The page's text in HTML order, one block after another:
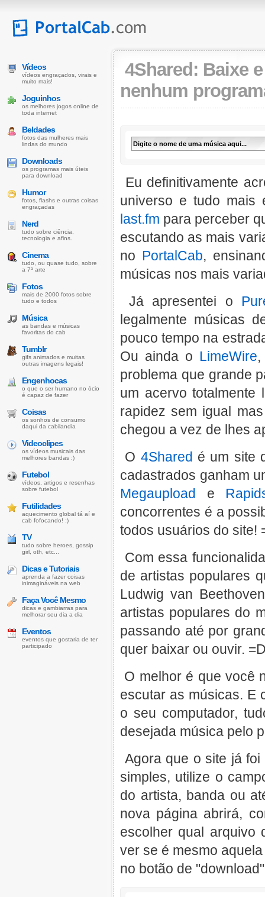
4Shared: Baixe
nenhum
Eu definitivamente
universo e tudo mais
last.fm para perceber
escutando as mais
no PortalCab,
músicas nos mais
Já apresentei o
legalmente músicas
pouco tempo na
Ou ainda o LimeWire
problema que grande
um acervo totalmente
rapidez sem igual
chegou a vez de lhes
O 4Shared é um site
cadastrados ganham
Megaupload e
concorrentes é a
todos usuários do site!
Com essa
de artistas populares
Ludwig van
artistas populares do
passando até por
quer baixar ou ouvir.
O melhor é que você
escutar as músicas. E
o seu computador,
desejada música pelo
Agora que o site já
simples, utilize o
do artista, banda ou
nova página abrirá,
escolher qual arquivo
ver se é mesmo
no botão de
Vídeos
vídeos engraçados, virais e
muito mais!
Joguinhos
os melhores jogos online de
toda internet
Beldades
fotos das mulheres mais
lindas do mundo
Downloads
os programas mais úteis
para download
Humor
fotos, flashs e outras coisas
engraçadas
Nerd
tudo sobre ciência,
tecnologia e afins.
Cinema
tudo, ou quase tudo, sobre
a 7ª arte
Fotos
mais de 2000 fotos sobre
tudo e todos
Música
as bandas e músicas
favoritas do cab
Tumblr
gifs animados e muitas
outras imagens legais!
Engenhocas
o que o ser humano no ócio
é capaz de fazer
Coisas
os sonhos de consumo
daqui da cabilandia
Videoclipes
os vídeos musicais das
melhores bandas :)
Futebol
vídeos, artigos e resenhas
sobre futebol
Futilidades
aquecimento global tá aí e
cab fofocando! :)
TV
tudo sobre heroes, gossip
girl, oth, etc...
Dicas e Tutoriais
aprenda a fazer coisas
inimagináveis na web
Faça Você Mesmo
dicas e gambiarras para
melhorar seu dia a dia
Eventos
eventos que gostaria de ter
participado